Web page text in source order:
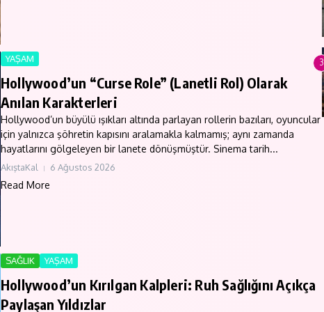
YAŞAM
Hollywood’un “Curse Role” (Lanetli Rol) Olarak
Anılan Karakterleri
Hollywood’un büyülü ışıkları altında parlayan rollerin bazıları, oyuncular
için yalnızca şöhretin kapısını aralamakla kalmamış; aynı zamanda
hayatlarını gölgeleyen bir lanete dönüşmüştür. Sinema tarih...
AkıştaKal 6 Ağustos 2026
Read More
SAĞLIK YAŞAM
Hollywood’un Kırılgan Kalpleri: Ruh Sağlığını Açıkça
Paylaşan Yıldızlar
3